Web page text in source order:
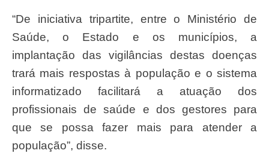
“De iniciativa tripartite, entre o Ministério de
Saúde, o Estado e os municípios, a
implantação das vigilâncias destas doenças
trará mais respostas à população e o sistema
informatizado facilitará a atuação dos
profissionais de saúde e dos gestores para
que se possa fazer mais para atender a
população”, disse.